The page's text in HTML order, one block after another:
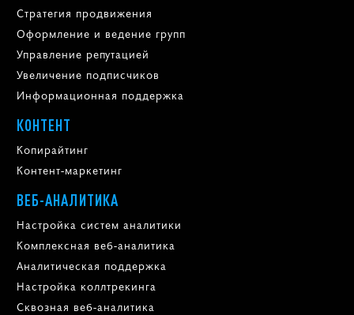
Стратегия продвижения
Оформление и ведение групп
Управление репутацией
Увеличение подписчиков
Информационная поддержка
КОНТЕНТ
Копирайтинг
Контент-маркетинг
ВЕБ-АНАЛИТИКА
Настройка систем аналитики
Комплексная веб-аналитика
Аналитическая поддержка
Настройка коллтрекинга
Сквозная веб-аналитика